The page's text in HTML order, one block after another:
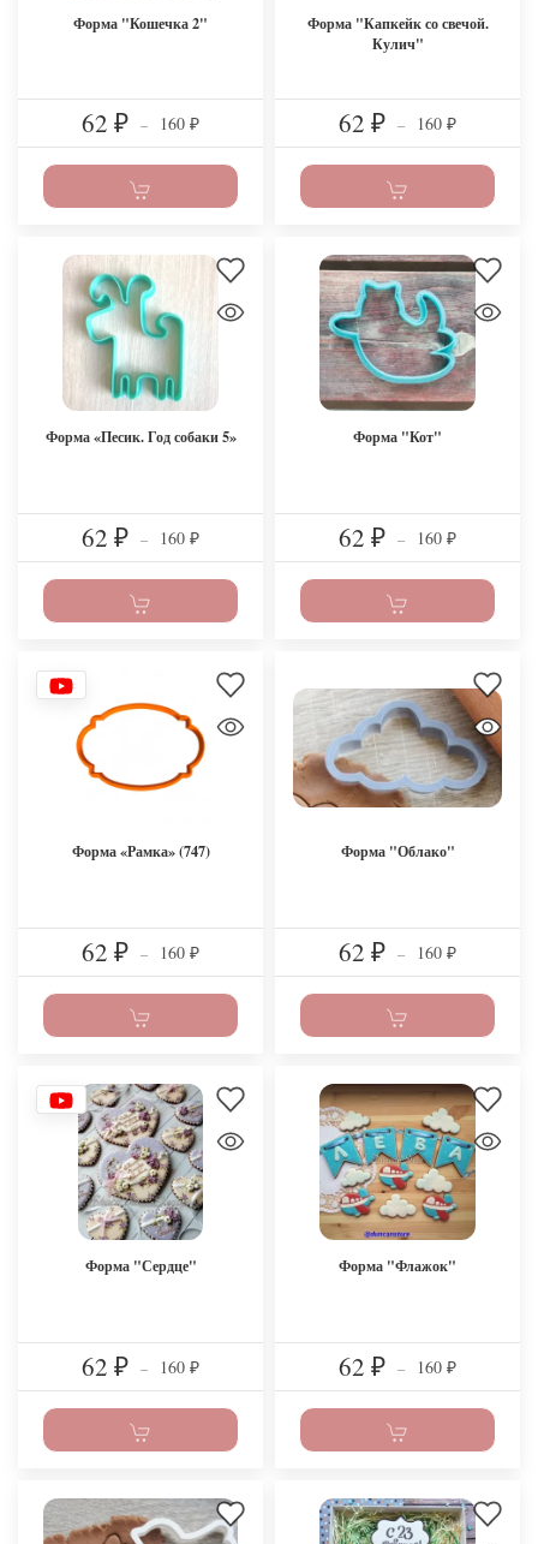
Форма "Кошечка 2"
62 ₽ – 160 ₽
Форма "Капкейк со свечой.
Кулич"
62 ₽ – 160 ₽
Форма «Песик. Год собаки 5»
62 ₽ – 160 ₽
Форма "Кот"
62 ₽ – 160 ₽
Форма «Рамка» (747)
62 ₽ – 160 ₽
Форма "Облако"
62 ₽ – 160 ₽
Форма "Сердце"
62 ₽ – 160 ₽
Форма "Флажок"
62 ₽ – 160 ₽